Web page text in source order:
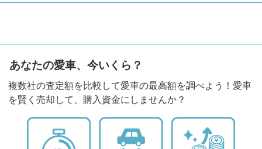
あなたの愛車、今いくら？
複数社の査定額を比較して愛車の最高額を調べよう！愛車
を賢く売却して、購入資金にしませんか？